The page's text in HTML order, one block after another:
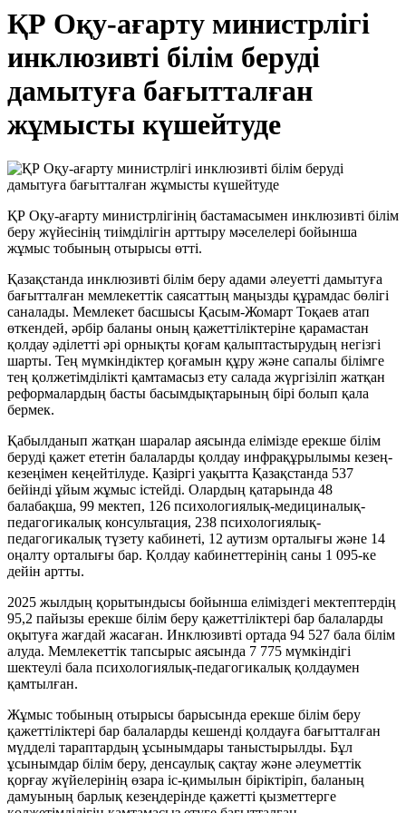
ҚР Оқу-ағарту министрлігі
инклюзивті білім беруді
дамытуға бағытталған
жұмысты күшейтуде
ҚР Оқу-ағарту министрлігінің бастамасымен инклюзивті білім
беру жүйесінің тиімділігін арттыру мәселелері бойынша
жұмыс тобының отырысы өтті.
Қазақстанда инклюзивті білім беру адами әлеуетті дамытуға
бағытталған мемлекеттік саясаттың маңызды құрамдас бөлігі
саналады. Мемлекет басшысы Қасым-Жомарт Тоқаев атап
өткендей, әрбір баланы оның қажеттіліктеріне қарамастан
қолдау әділетті әрі орнықты қоғам қалыптастырудың негізгі
шарты. Тең мүмкіндіктер қоғамын құру және сапалы білімге
тең қолжетімділікті қамтамасыз ету салада жүргізіліп жатқан
реформалардың басты басымдықтарының бірі болып қала
бермек.
Қабылданып жатқан шаралар аясында елімізде ерекше білім
беруді қажет ететін балаларды қолдау инфрақұрылымы кезең-
кезеңімен кеңейтілуде. Қазіргі уақытта Қазақстанда 537
бейінді ұйым жұмыс істейді. Олардың қатарында 48
балабақша, 99 мектеп, 126 психологиялық-медициналық-
педагогикалық консультация, 238 психологиялық-
педагогикалық түзету кабинеті, 12 аутизм орталығы және 14
оңалту орталығы бар. Қолдау кабинеттерінің саны 1 095-ке
дейін артты.
2025 жылдың қорытындысы бойынша еліміздегі мектептердің
95,2 пайызы ерекше білім беру қажеттіліктері бар балаларды
оқытуға жағдай жасаған. Инклюзивті ортада 94 527 бала білім
алуда. Мемлекеттік тапсырыс аясында 7 775 мүмкіндігі
шектеулі бала психологиялық-педагогикалық қолдаумен
қамтылған.
Жұмыс тобының отырысы барысында ерекше білім беру
қажеттіліктері бар балаларды кешенді қолдауға бағытталған
мүдделі тараптардың ұсынымдары таныстырылды. Бұл
ұсынымдар білім беру, денсаулық сақтау және әлеуметтік
қорғау жүйелерінің өзара іс-қимылын біріктіріп, баланың
дамуының барлық кезеңдерінде қажетті қызметтерге